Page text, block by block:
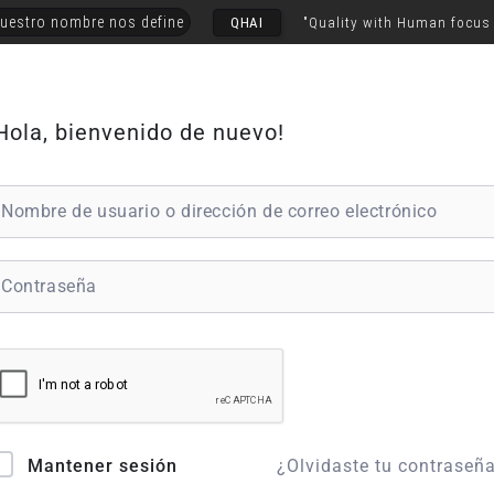
nombre nos define QHAI "Quality with Human focus
bienvenido de nuevo!
Mantener sesión ¿Olvidaste tu